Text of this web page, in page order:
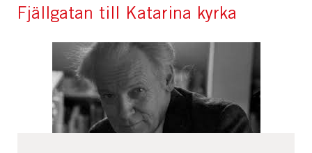
Fjällgatan till Katarina kyrka